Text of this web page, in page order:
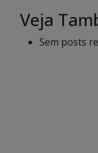
Veja
Sem posts